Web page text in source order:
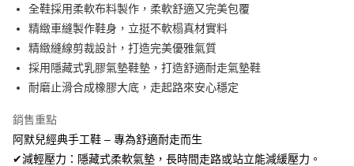
上海商業儲蓄銀行
台北富邦商業銀行
國泰世華商業銀行
兆豐國際商業銀行
臺灣中小企業銀行
台中商業銀行
匯豐（台灣）商業銀行
華泰商業銀行
聯邦商業銀行
遠東國際商業銀行
元大商業銀行
永豐商業銀行
台新國際商業銀行
台灣樂天信用卡公司
LINE Pay
Apple Pay
街口支付
Google Pay
全盈+PAY
全鞋採用柔軟布料製作，柔軟舒適又完美包覆
精緻車縫製作鞋身，立挺不軟榻真材實料
精緻縫線剪裁設計，打造完美優雅氣質
採用隱藏式乳膠氣墊鞋墊，打造舒適耐走氣墊鞋
耐磨止滑合成橡膠大底，走起路來安心穩定
銷售重點
阿默兒經典手工鞋 – 專為舒適耐走而生
✔減輕壓力：隱藏式柔軟氣墊，長時間走路或站立能減緩壓力。